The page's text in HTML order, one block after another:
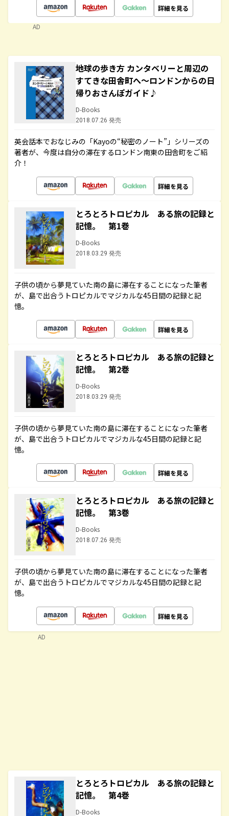
詳細を見る
AD
地球の歩き方 カンタベリーと周辺の
すてきな田舎町へ～ロンドンからの日
帰りおさんぽガイド♪
D-Books
2018.07.26 発売
英会話本でおなじみの「Kayoの“秘密のノート”」シリーズの
著者が、今度は自分の滞在するロンドン南東の田舎町をご紹
介！
詳細を見る
とろとろトロピカル ある旅の記録と
記憶。 第1巻
D-Books
2018.03.29 発売
子供の頃から夢見ていた南の島に滞在することになった筆者
が、島で出合うトロピカルでマジカルな45日間の記録と記
憶。
詳細を見る
とろとろトロピカル ある旅の記録と
記憶。 第2巻
D-Books
2018.03.29 発売
子供の頃から夢見ていた南の島に滞在することになった筆者
が、島で出合うトロピカルでマジカルな45日間の記録と記
憶。
詳細を見る
とろとろトロピカル ある旅の記録と
記憶。 第3巻
D-Books
2018.07.26 発売
子供の頃から夢見ていた南の島に滞在することになった筆者
が、島で出合うトロピカルでマジカルな45日間の記録と記
憶。
詳細を見る
とろとろトロピカル ある旅の記録と
記憶。 第4巻
D-Books
AD